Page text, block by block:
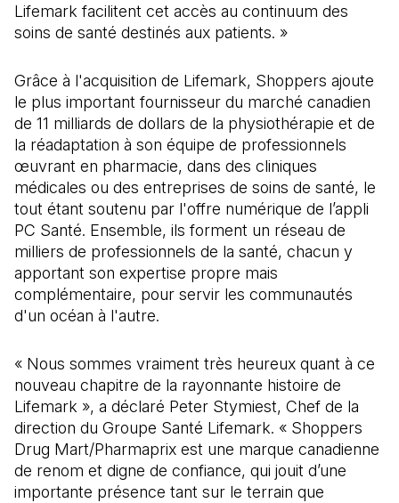
Lifemark facilitent cet accès au continuum des
soins de santé destinés aux patients. »
Grâce à l'acquisition de Lifemark, Shoppers ajoute
le plus important fournisseur du marché canadien
de 11 milliards de dollars de la physiothérapie et de
la réadaptation à son équipe de professionnels
œuvrant en pharmacie, dans des cliniques
médicales ou des entreprises de soins de santé, le
tout étant soutenu par l'offre numérique de l’appli
PC Santé. Ensemble, ils forment un réseau de
milliers de professionnels de la santé, chacun y
apportant son expertise propre mais
complémentaire, pour servir les communautés
d'un océan à l'autre.
« Nous sommes vraiment très heureux quant à ce
nouveau chapitre de la rayonnante histoire de
Lifemark », a déclaré Peter Stymiest, Chef de la
direction du Groupe Santé Lifemark. « Shoppers
Drug Mart/Pharmaprix est une marque canadienne
de renom et digne de confiance, qui jouit d’une
importante présence tant sur le terrain que